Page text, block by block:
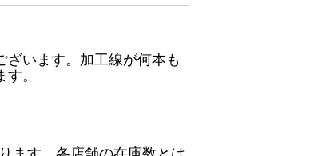
ざいます。加工線が何本も
。